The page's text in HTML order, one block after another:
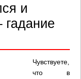
и
Чувствуете,
что в